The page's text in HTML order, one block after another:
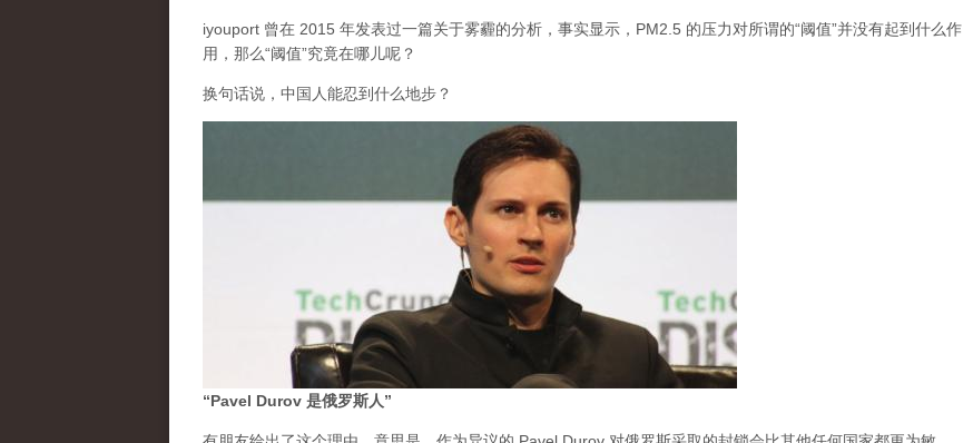
iyouport 曾在 2015 年发表过一篇关于雾霾的分析，事实显示，PM2.5 的压力对所谓的“阈值”并没有起到什么作
用，那么“阈值”究竟在哪儿呢？
换句话说，中国人能忍到什么地步？
“Pavel Durov 是俄罗斯人”